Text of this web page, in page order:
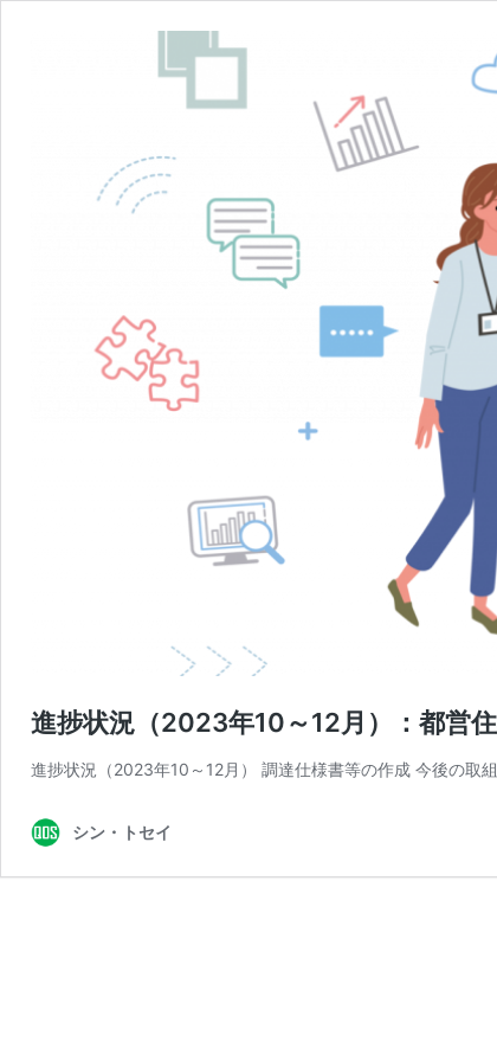
進捗状況（2023年10～12月）：都営
進捗状況（2023年10～12月） 調達仕様書等の作成 今後の取
シン・トセイ